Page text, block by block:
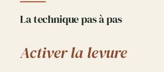
La technique pas à pas
Activer la levure